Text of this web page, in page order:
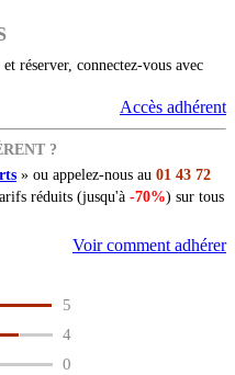
réserver, connectez-vous avec
Accès adhérent
?
» ou appelez-nous au 01 43 72
réduits (jusqu'à -70%) sur tous
Voir comment adhérer
5
4
0